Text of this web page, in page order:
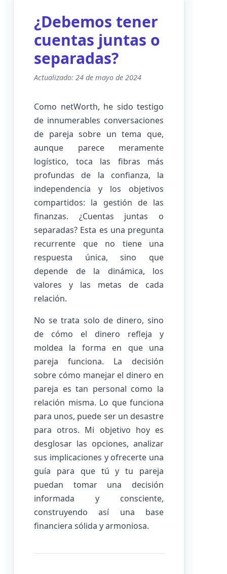
¿Debemos tener
cuentas juntas o
separadas?
Actualizado: 24 de mayo de 2024
Como netWorth, he sido testigo
de innumerables conversaciones
de pareja sobre un tema que,
aunque parece meramente
logístico, toca las fibras más
profundas de la confianza, la
independencia y los objetivos
compartidos: la gestión de las
finanzas. ¿Cuentas juntas o
separadas? Esta es una pregunta
recurrente que no tiene una
respuesta única, sino que
depende de la dinámica, los
valores y las metas de cada
relación.
No se trata solo de dinero, sino
de cómo el dinero refleja y
moldea la forma en que una
pareja funciona. La decisión
sobre cómo manejar el dinero en
pareja es tan personal como la
relación misma. Lo que funciona
para unos, puede ser un desastre
para otros. Mi objetivo hoy es
desglosar las opciones, analizar
sus implicaciones y ofrecerte una
guía para que tú y tu pareja
puedan tomar una decisión
informada y consciente,
construyendo así una base
financiera sólida y armoniosa.